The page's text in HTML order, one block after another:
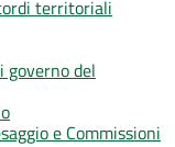
territoriali
governo del
e Commissioni